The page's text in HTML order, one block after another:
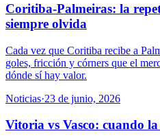
Coritiba-Palmeiras: la
siempre olvida
Cada vez que Coritiba recibe a
goles, fricción y córners que el
dónde sí hay valor.
Noticias·23 de junio, 2026
Vitoria vs Vasco: cuando